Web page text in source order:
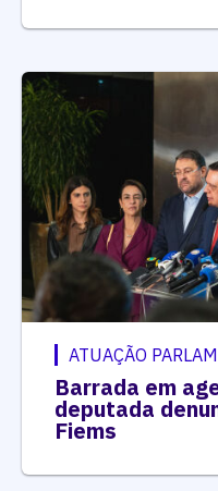
ATUAÇÃO
Barrada em
deputada
Fiems